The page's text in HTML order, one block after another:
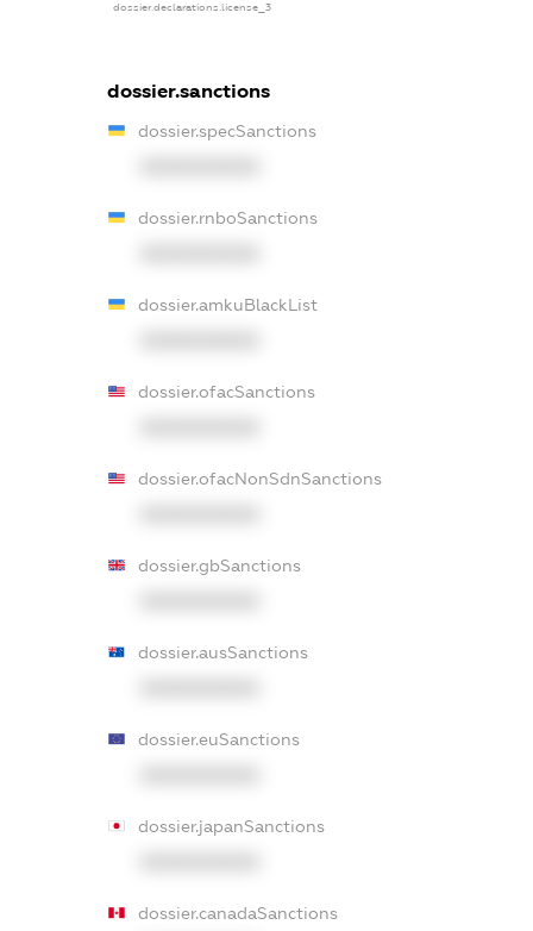
dossier.declarations.license_3
dossier.sanctions
dossier.specSanctions
dossier.rnboSanctions
dossier.amkuBlackList
dossier.ofacSanctions
dossier.ofacNonSdnSanctions
dossier.gbSanctions
dossier.ausSanctions
dossier.euSanctions
dossier.japanSanctions
dossier.canadaSanctions